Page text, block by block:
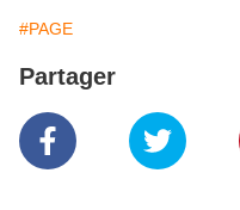
#PAGE
Partager